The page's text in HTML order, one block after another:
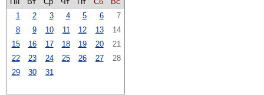
1
2 3 4 5 6
7
8
9 10 11 12 13
14
15
16 17 18 19 20
21
22
23 24 25 26 27
28
29
30 31